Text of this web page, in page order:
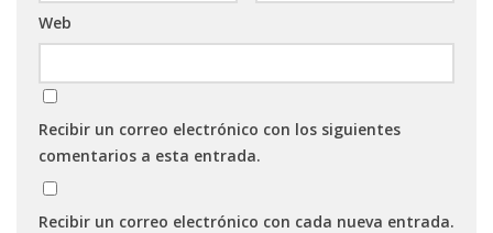
Web
Recibir un correo electrónico con los siguientes
comentarios a esta entrada.
Recibir un correo electrónico con cada nueva entrada.